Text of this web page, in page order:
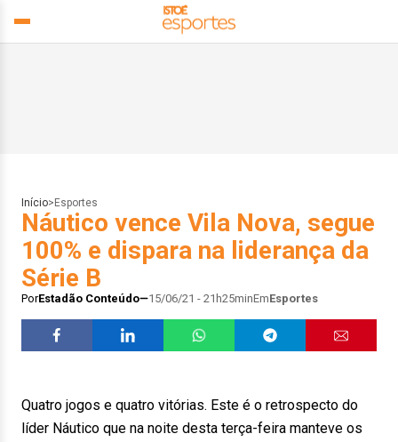
Início> Esportes
Náutico vence Vila Nova, segue
100% e dispara na liderança da
Série B
PorEstadão Conteúdo 15/06/21 - 21h25minEmEsportes
Quatro jogos e quatro vitórias. Este é o retrospecto do
líder Náutico que na noite desta terça-feira manteve os